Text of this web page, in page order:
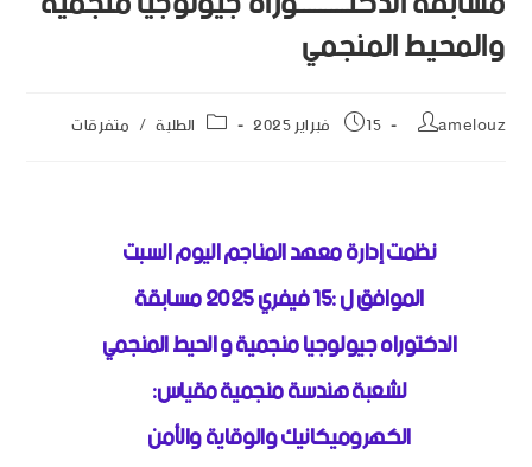
والمحيط المنجمي
amelouz 15 فبراير 2025 الطلبة / متفرقات
نظمت إدارة معهد المناجم اليوم السبت
الموافق ل :15 فيفري 2025 مسابقة
الدكتوراه جيولوجيا منجمية و الحيط المنجمي
لشعبة هندسة منجمية مقياس:
الكهروميكانيك والوقاية والأمن